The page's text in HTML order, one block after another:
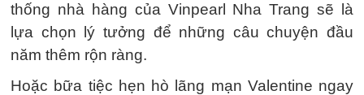
thống nhà hàng của Vinpearl Nha Trang sẽ là
lựa chọn lý tưởng để những câu chuyện đầu
năm thêm rộn ràng.
Hoặc bữa tiệc hẹn hò lãng mạn Valentine ngay